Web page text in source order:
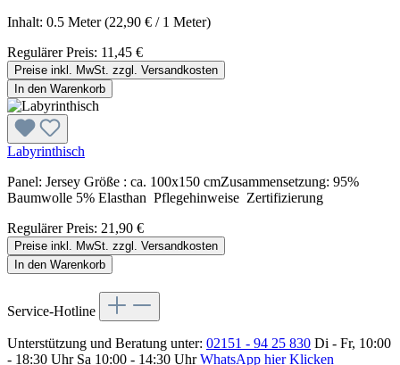
Inhalt: 0.5 Meter(22,90 € / 1 Meter)
Regulärer Preis: 11,45 €
Preise inkl. MwSt. zzgl. Versandkosten
In den Warenkorb
Labyrinthisch
Panel: Jersey Größe : ca. 100x150 cmZusammensetzung: 95%
Baumwolle 5% Elasthan Pflegehinweise Zertifizierung
Regulärer Preis: 21,90 €
Preise inkl. MwSt. zzgl. Versandkosten
In den Warenkorb
Service-Hotline
Unterstützung und Beratung unter: 02151 - 94 25 830 Di - Fr, 10:00
- 18:30 Uhr Sa 10:00 - 14:30 UhrWhatsApp hier Klicken